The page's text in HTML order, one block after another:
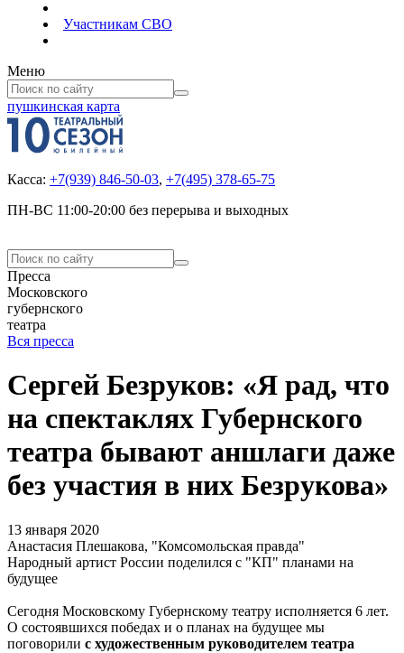
Участникам СВО
Меню
пушкинская карта
Касса: +7(939) 846-50-03, +7(495) 378-65-75
ПН-ВС 11:00-20:00 без перерыва и выходных
Пресса
Московского
губернского
театра
Вся пресса
Сергей Безруков: «Я рад, что
на спектаклях Губернского
театра бывают аншлаги даже
без участия в них Безрукова»
13 января 2020
Анастасия Плешакова, "Комсомольская правда"
Народный артист России поделился с "КП" планами на
будущее
Сегодня Московскому Губернскому театру исполняется 6 лет.
О состоявшихся победах и о планах на будущее мы
поговорили с художественным руководителем театра